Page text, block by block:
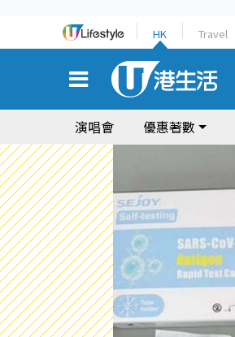
HK Travel
演唱會 優惠著數